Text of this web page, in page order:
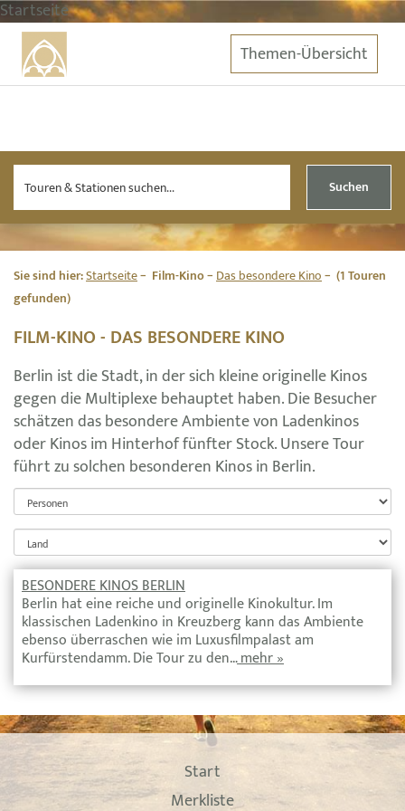
Startseite
Themen-Übersicht
Suchen
Sie sind hier:Startseite Film-Kino Das besondere Kino
(1 Touren
gefunden)
FILM-KINO - DAS BESONDERE KINO
Berlin ist die Stadt, in der sich kleine originelle Kinos
gegen die Multiplexe behauptet haben. Die Besucher
schätzen das besondere Ambiente von Ladenkinos
oder Kinos im Hinterhof fünfter Stock. Unsere Tour
führt zu solchen besonderen Kinos in Berlin.
BESONDERE KINOS BERLIN
Berlin hat eine reiche und originelle Kinokultur. Im
klassischen Ladenkino in Kreuzberg kann das Ambiente
ebenso überraschen wie im Luxusfilmpalast am
Kurfürstendamm. Die Tour zu den…mehr »
Start
Merkliste